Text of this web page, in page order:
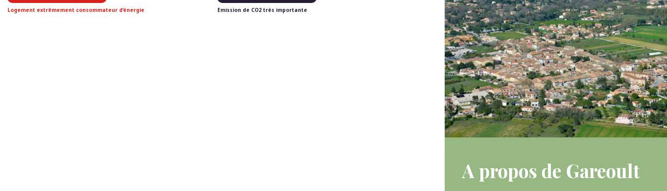
Logement extrêmement consommateur d’énergie Emission de CO2 très importante
A propos de Gareoult